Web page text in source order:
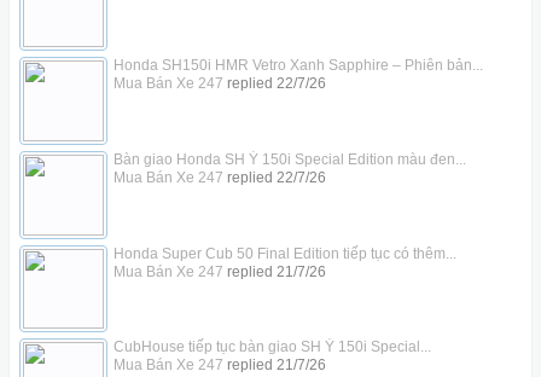
Honda SH150i HMR Vetro Xanh Sapphire – Phiên bản...
Mua Bán Xe 247 replied 22/7/26
Bàn giao Honda SH Ý 150i Special Edition màu đen...
Mua Bán Xe 247 replied 22/7/26
Honda Super Cub 50 Final Edition tiếp tục có thêm...
Mua Bán Xe 247 replied 21/7/26
CubHouse tiếp tục bàn giao SH Ý 150i Special...
Mua Bán Xe 247 replied 21/7/26